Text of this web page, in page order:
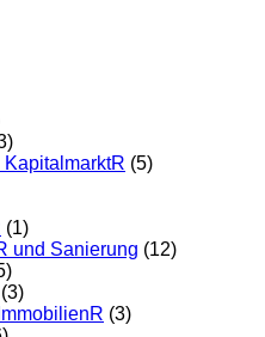
KapitalmarktR (5)
(1)
und Sanierung (12)
(3)
(3)